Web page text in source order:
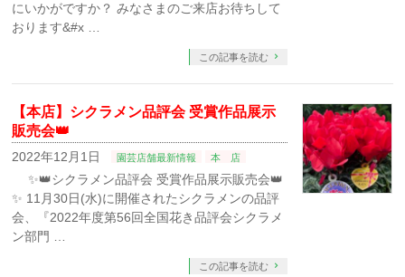
にいかがですか？ みなさまのご来店お待ちして
おります&#x …
この記事を読む
【本店】シクラメン品評会 受賞作品展示
販売会👑
2022年12月1日 園芸店舗最新情報 本 店
✨👑シクラメン品評会 受賞作品展示販売会👑
✨⁡⁡ 11月30日(水)に開催されたシクラメンの品評
会、⁡⁡⁡『2022年度第56回全国花き品評会シクラメ
ン部門 …
この記事を読む